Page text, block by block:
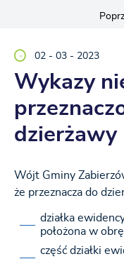
02 - 03 - 2023
Wykazy
dzierżawy
Wójt Gminy
że przeznacza do
działka
położona w
część działki